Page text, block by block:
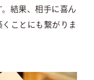
結果、相手に喜ん
ことにも繋がりま